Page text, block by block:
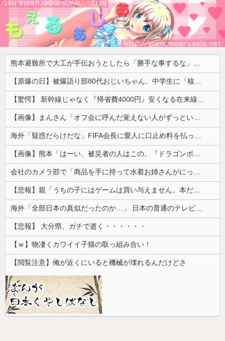
熊本避難所で大工が手伝おうとしたら「勝手な事するな」と行政側に止められた！との証言、内容があまりに胡散臭すぎた結果……
【原爆の日】被爆語り部80代おじいちゃん、中学生に「核を持たないで日本を守れますか？」「日本も原爆を持たないと負ける！」と言われ絶句 ………
【驚愕】 新幹線じゃなく『帰省費4000円』安くなる在来線で帰省した結果ｗｗｗｗｗ
【画像】まんさん「オフ会に呼んだ覚えない人がずっといたので晒すわ」（パシャ）
海外「疑惑だらけだな」FIFA会長に愛人に口止め料を払っていた疑惑（海外の反応）
【画像】熊本「はーい、被災者の人はこの、『ドラゴンボールの家』みたいな奴の中で過ごしてねー」
会社のカメラ部で「商品を手に持って水着お姉さんがにっこり」を撮影、だがお姉さんは素人アルバイトで親バレした結果……
【悲報】親「うちの子にはゲームは買い与えません。本だけで十分」→結果ｗｗｗ
海外「全部日本の真似だったのか…」 日本の普通のテレビ番組が最新SNSの数十年先を行っていたと話題に
【悲報】 大分県、ガチで逝く・・・・・・
【ｗ】物凄くカワイイ子猫の取っ組み合い！
【閲覧注意】俺が近くにいると機械が壊れるんだけどさ